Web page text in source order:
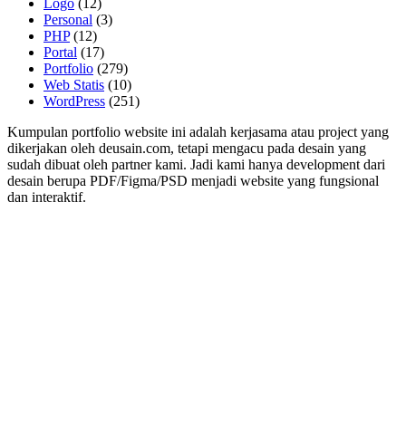
Logo (12)
Personal (3)
PHP(12)
Portal (17)
Portfolio (279)
Web Statis (10)
WordPress (251)
Kumpulan portfolio website ini adalah kerjasama atau project yang
dikerjakan oleh deusain.com, tetapi mengacu pada desain yang
sudah dibuat oleh partner kami. Jadi kami hanya development dari
desain berupa PDF/Figma/PSD menjadi website yang fungsional
dan interaktif.